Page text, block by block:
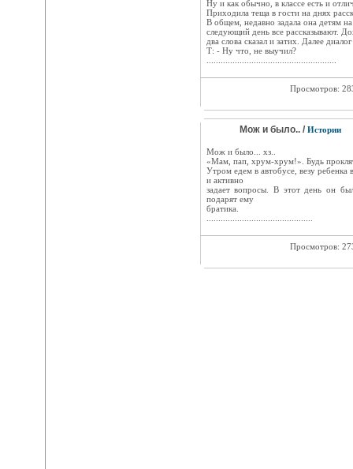
Ну и как обычно, в классе есть и
Приходила теща в гости на днях
В общем, недавно задала она детям
следующий день все рассказывают.
два слова сказал и затих. Далее
Т: - Ну что, не выучил?
Просмотров:
Мож и было.. / Истории
Мож и было... хз..
«Мам, пап, хрум-хрум!». Будь
Утром едем в автобусе, везу ребенка
и активно
задает вопросы. В этот день он
подарят ему
братика.
Просмотров: